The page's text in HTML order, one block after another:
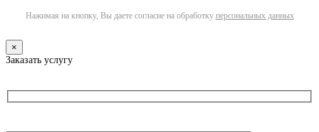
Нажимая на кнопку, Вы даете согласие на обработку персональных данных
×
Заказать услугу